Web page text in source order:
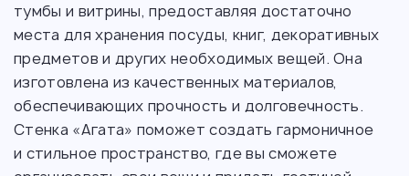
тумбы и витрины, предоставляя достаточно
места для хранения посуды, книг, декоративных
предметов и других необходимых вещей. Она
изготовлена из качественных материалов,
обеспечивающих прочность и долговечность.
Стенка «Агата» поможет создать гармоничное
и стильное пространство, где вы сможете